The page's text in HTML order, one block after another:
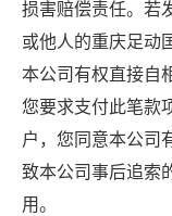
损害赔偿责任。若
或他人的重庆足动
本公司有权直接自
您要求支付此笔款
户，您同意本公司
致本公司事后追索
用。